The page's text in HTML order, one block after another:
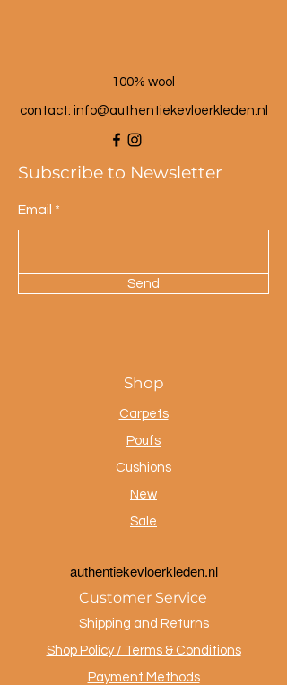
100% wool
contact: info@authentiekevloerkleden.nl
Subscribe to Newsletter
Email
Send
Shop
Carpets
Poufs
Cushions
New
Sale
authentiekevloerkleden.nl
Customer Service
Shipping and Returns
Shop Policy / Terms & Conditions
Payment Methods